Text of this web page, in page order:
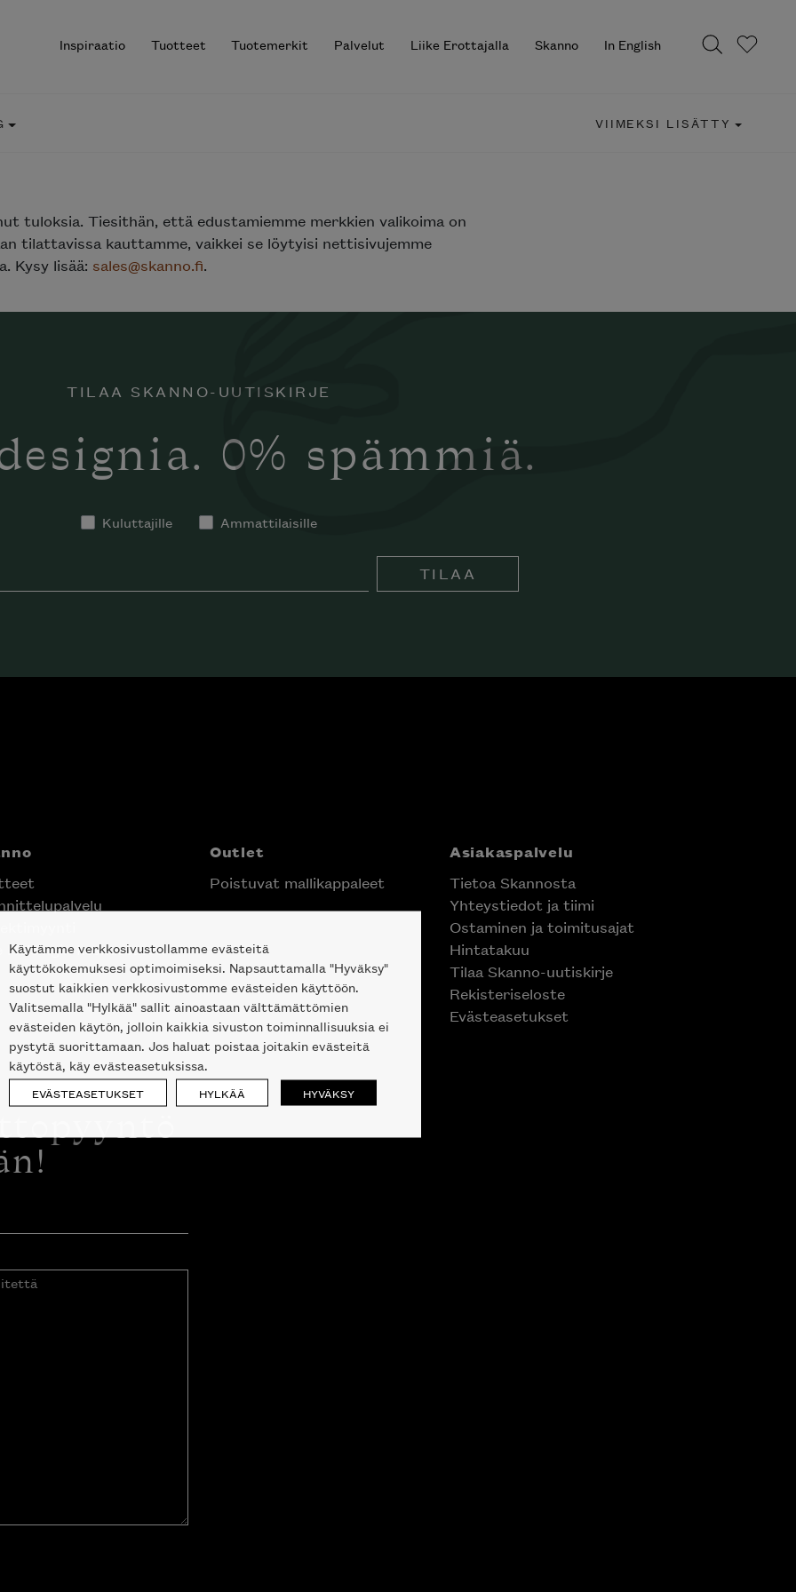
Inspiraatio Tuotteet Tuotemerkit Palvelut Liike Erottajalla Skanno In English
VIIMEKSI LISÄTTY
tuloksia. Tiesithän, että edustamiemme merkkien valikoima on
tilattavissa kauttamme, vaikkei se löytyisi nettisivujemme
Kysy lisää: sales@skanno.fi.
TILAA SKANNO-UUTISKIRJE
0% spämmiä.
Kuluttajille Ammattilaisille
TILAA
Helsingin keskustassa
Outlet
Poistuvat mallikappaleet
Asiakaspalvelu
Tietoa Skannosta
Yhteystiedot ja tiimi
Ostaminen ja toimitusajat
Hintatakuu
Tilaa Skanno-uutiskirje
Rekisteriseloste
Evästeasetukset
Käytämme verkkosivustollamme evästeitä
käyttökokemuksesi optimoimiseksi. Napsauttamalla "Hyväksy"
suostut kaikkien verkkosivustomme evästeiden käyttöön.
Valitsemalla "Hylkää" sallit ainoastaan välttämättömien
evästeiden käytön, jolloin kaikkia sivuston toiminnallisuuksia ei
pystytä suorittamaan. Jos haluat poistaa joitakin evästeitä
käytöstä, käy evästeasetuksissa.
EVÄSTEASETUKSET HYLKÄÄ HYVÄKSY